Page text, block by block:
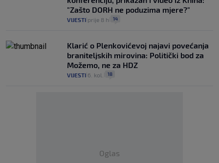
"Zašto DORH ne poduzima mjere?"
VIJESTI prije 8 h 14
Klarić o Plenkovićevoj najavi povećanja
braniteljskih mirovina: Politički bod za
Možemo, ne za HDZ
VIJESTI 6. kol. 18
Oglas